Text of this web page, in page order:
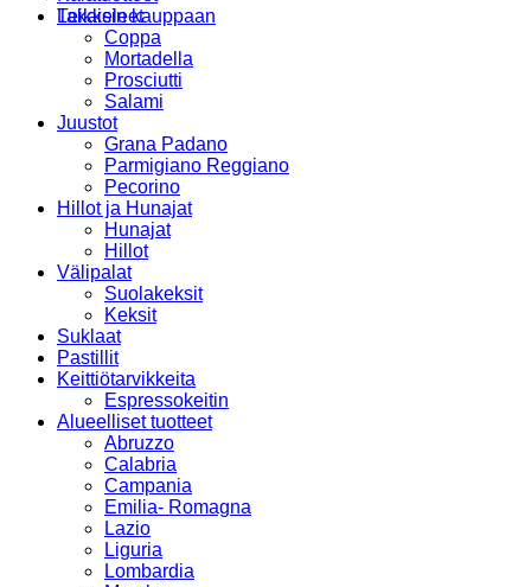
Takaisin kauppaan
Leikkeleet
Coppa
Mortadella
Prosciutti
Salami
Juustot
Grana Padano
Parmigiano Reggiano
Pecorino
Hillot ja Hunajat
Hunajat
Hillot
Välipalat
Suolakeksit
Keksit
Suklaat
Pastillit
Keittiötarvikkeita
Espressokeitin
Alueelliset tuotteet
Abruzzo
Calabria
Campania
Emilia- Romagna
Lazio
Liguria
Lombardia